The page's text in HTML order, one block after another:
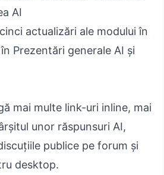
AI
actualizări ale modului în
Prezentări generale AI și
mai multe link-uri inline, mai
unor răspunsuri AI,
publice pe forum și
desktop.